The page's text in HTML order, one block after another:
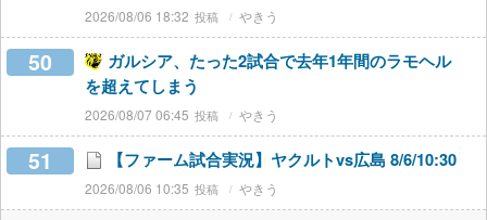
2026/08/06 18:32 やきう
50
ガルシア、たった2試合で去年1年間のラモヘル
を超えてしまう
2026/08/07 06:45 やきう
51 【ファーム試合実況】ヤクルトvs広島 8/6/10:30
2026/08/06 10:35 やきう